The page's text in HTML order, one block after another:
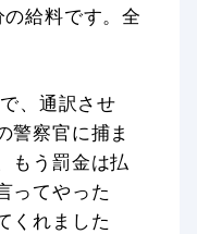
給料です。全
、通訳させ
警察官に捕ま
もう罰金は払
ってやった
くれました